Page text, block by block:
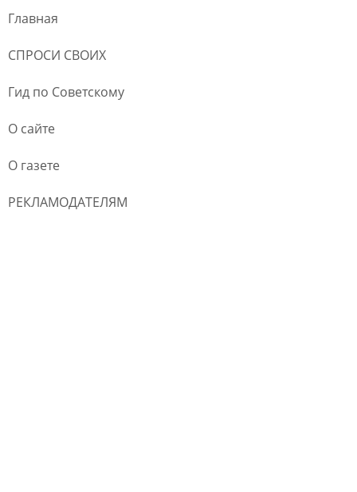
Главная
СПРОСИ СВОИХ
Гид по Советскому
О сайте
О газете
РЕКЛАМОДАТЕЛЯМ